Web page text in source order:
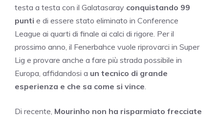
testa a testa con il Galatasaray conquistando 99
punti e di essere stato eliminato in Conference
League ai quarti di finale ai calci di rigore. Per il
prossimo anno, il Fenerbahce vuole riprovarci in Super
Lig e provare anche a fare più strada possibile in
Europa, affidandosi a un tecnico di grande
esperienza e che sa come si vince.
Di recente, Mourinho non ha risparmiato frecciate